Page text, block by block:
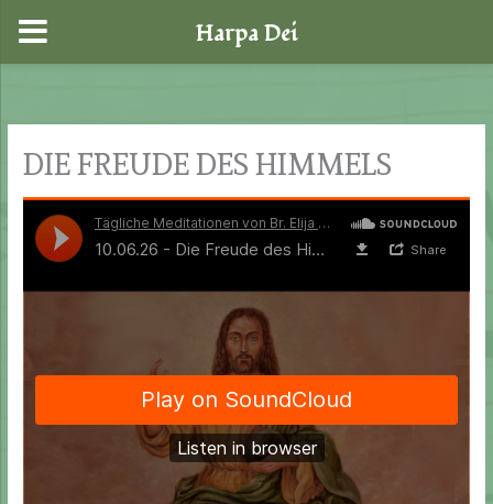
springen
DIE FREUDE DES HIMMELS
Harpa Dei